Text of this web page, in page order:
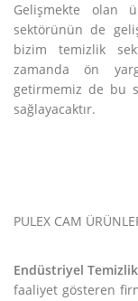
Gelişmekte olan
sektörünün de
bizim temizlik
zamanda ön
getirmemiz de bu
sağlayacaktır.
PULEX CAM
Endüstriyel
faaliyet gösteren